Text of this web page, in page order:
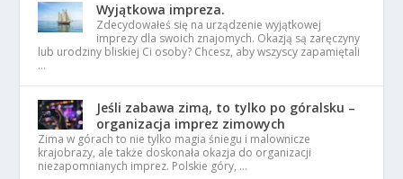
Wyjątkowa impreza.
Zdecydowałeś się na urządzenie wyjątkowej
imprezy dla swoich znajomych. Okazją są zaręczyny
lub urodziny bliskiej Ci osoby? Chcesz, aby wszyscy zapamiętali
…
Jeśli zabawa zimą, to tylko po góralsku –
organizacja imprez zimowych
Zima w górach to nie tylko magia śniegu i malownicze
krajobrazy, ale także doskonała okazja do organizacji
niezapomnianych imprez. Polskie góry, …